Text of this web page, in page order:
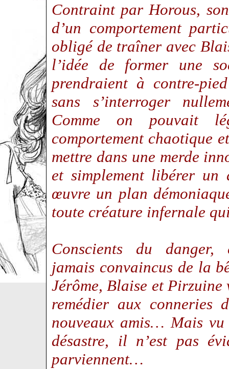
Contraint par Horous,
d’un comportement
obligé de traîner avec
l’idée de former une
prendraient à contre-
sans s’interroger
Comme on pouvait
comportement chaotique
mettre dans une merde
et simplement libérer un
œuvre un plan
toute créature infernale
Conscients du
jamais convaincus de la
Jérôme, Blaise et Pirzuine
remédier aux conneries
nouveaux amis… Mais vu
désastre, il n’est pas
parviennent…